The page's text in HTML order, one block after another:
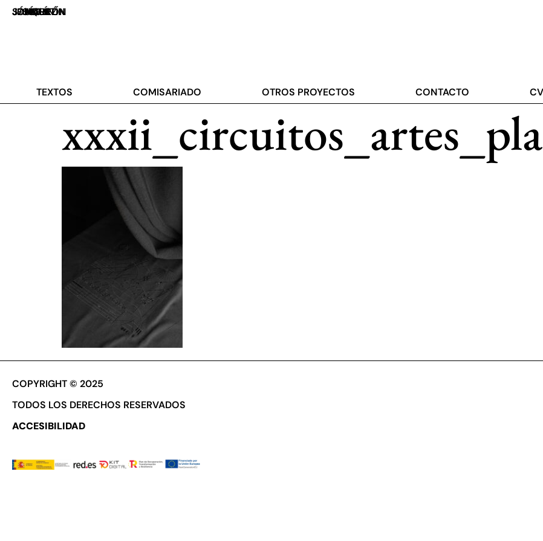
JOAQUÍN JESÚS SÁNCHEZ
UN MALETÍN MARRÓN
TEXTOS COMISARIADO OTROS PROYECTOS CONTACTO CV
COPYRIGHT © 2025
TODOS LOS DERECHOS RESERVADOS
ACCESIBILIDAD